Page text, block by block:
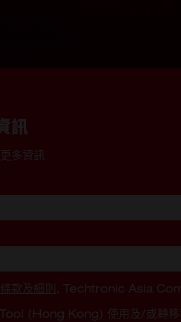
訊
多資訊
款及細則 , Techtronic Asia
(Hong Kong) 使用及/或轉移